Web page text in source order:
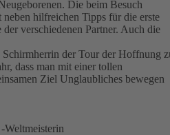
Die beim Besuch
hilfreichen Tipps für die erste
verschiedenen Partner. Auch die
der Tour der Hoffnung
dass man mit einer tollen
Ziel Unglaubliches bewegen
Weltmeisterin